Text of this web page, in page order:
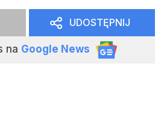
na Google News